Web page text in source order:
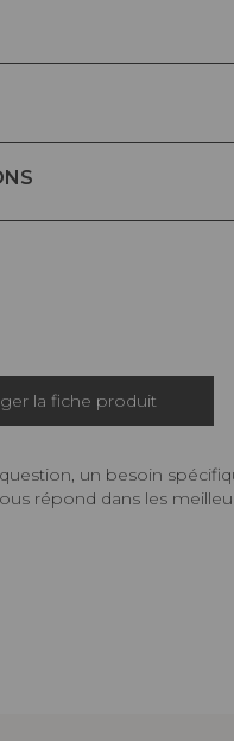
la fiche produit
un besoin
répond dans les